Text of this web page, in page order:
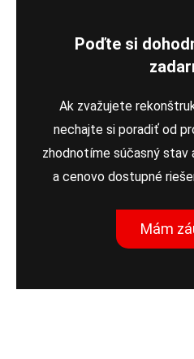
Poďte si
Ak zvažujete
nechajte si poradiť od
zhodnotíme súčasný stav
a cenovo dostupné
Mám